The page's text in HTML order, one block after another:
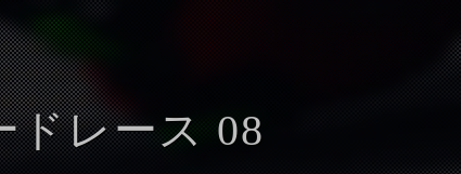
ドレース 08